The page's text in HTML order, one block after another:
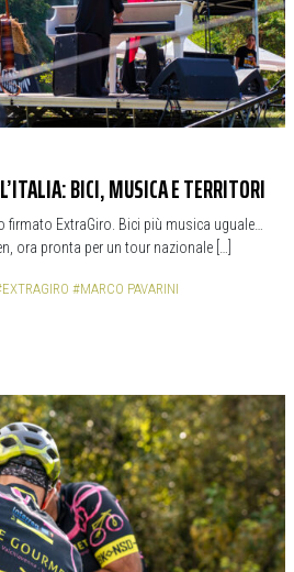
BICI, MUSICA E TERRITORI
ExtraGiro. Bici più musica uguale…
ora pronta per un tour nazionale […]
#MARCO PAVARINI